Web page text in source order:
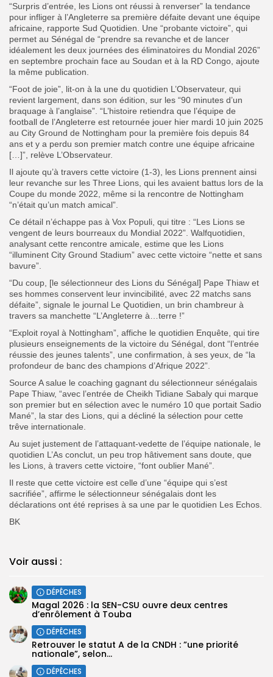
“Surpris d’entrée, les Lions ont réussi à renverser” la tendance
pour infliger à l’Angleterre sa première défaite devant une équipe
africaine, rapporte Sud Quotidien. Une “probante victoire”, qui
permet au Sénégal de “prendre sa revanche et de lancer
idéalement les deux journées des éliminatoires du Mondial 2026”
en septembre prochain face au Soudan et à la RD Congo, ajoute
la même publication.
“Foot de joie”, lit-on à la une du quotidien L’Observateur, qui
revient largement, dans son édition, sur les “90 minutes d’un
braquage à l’anglaise”. “L’histoire retiendra que l’équipe de
football de l’Angleterre est retournée jouer hier mardi 10 juin 2025
au City Ground de Nottingham pour la première fois depuis 84
ans et y a perdu son premier match contre une équipe africaine
[…]”, relève L’Observateur.
Il ajoute qu’à travers cette victoire (1-3), les Lions prennent ainsi
leur revanche sur les Three Lions, qui les avaient battus lors de la
Coupe du monde 2022, même si la rencontre de Nottingham
“n’était qu’un match amical”.
Ce détail n’échappe pas à Vox Populi, qui titre : “Les Lions se
vengent de leurs bourreaux du Mondial 2022”. Walfquotidien,
analysant cette rencontre amicale, estime que les Lions
“illuminent City Ground Stadium” avec cette victoire “nette et sans
bavure”.
“Du coup, [le sélectionneur des Lions du Sénégal] Pape Thiaw et
ses hommes conservent leur invincibilité, avec 22 matchs sans
défaite”, signale le journal Le Quotidien, un brin chambreur à
travers sa manchette “L’Angleterre à…terre !”
“Exploit royal à Nottingham”, affiche le quotidien Enquête, qui tire
plusieurs enseignements de la victoire du Sénégal, dont “l’entrée
réussie des jeunes talents”, une confirmation, à ses yeux, de “la
profondeur de banc des champions d’Afrique 2022”.
Source A salue le coaching gagnant du sélectionneur sénégalais
Pape Thiaw, “avec l’entrée de Cheikh Tidiane Sabaly qui marque
son premier but en sélection avec le numéro 10 que portait Sadio
Mané”, la star des Lions, qui a décliné la sélection pour cette
trêve internationale.
Au sujet justement de l’attaquant-vedette de l’équipe nationale, le
quotidien L’As conclut, un peu trop hâtivement sans doute, que
les Lions, à travers cette victoire, “font oublier Mané”.
Il reste que cette victoire est celle d’une “équipe qui s’est
sacrifiée”, affirme le sélectionneur sénégalais dont les
déclarations ont été reprises à sa une par le quotidien Les Echos.
BK
Voir aussi :
DÉPÊCHES
Magal 2026 : la SEN-CSU ouvre deux centres
d’enrôlement à Touba
DÉPÊCHES
Retrouver le statut A de la CNDH : ”une priorité
nationale”, selon...
DÉPÊCHES